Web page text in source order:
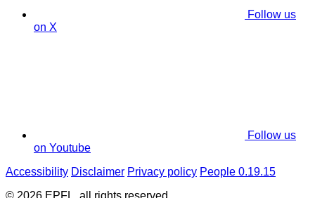
Follow us
on X
Follow us
on Youtube
Accessibility Disclaimer Privacy policy People 0.19.15